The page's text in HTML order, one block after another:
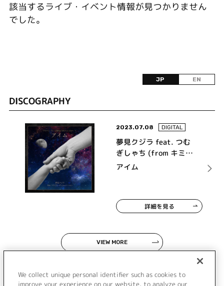
該当するライブ・イベント情報が見つかりません
でした。
JP EN
DISCOGRAPHY
2023.07.08 DIGITAL
夢見クジラ feat. つむ
ぎしゃち (from キミの
ね)
アイム
詳細を見る
VIEW MORE
We collect unique personal identifier such as cookies to
improve your experience on our website, to analyze our